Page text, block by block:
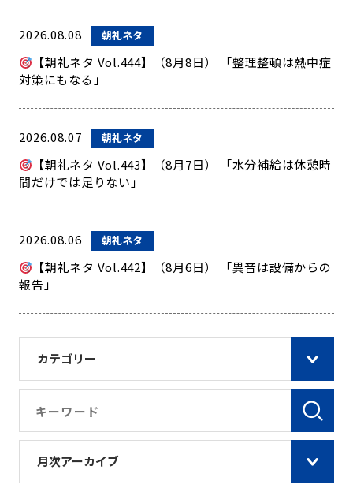
カテゴリー
月次アーカイブ
2026.08.08 朝礼ネタ
【朝礼ネタ Vol.444】（8月8日） 「整理整頓は熱中症
対策にもなる」
2026.08.07 朝礼ネタ
【朝礼ネタ Vol.443】（8月7日） 「水分補給は休憩時
間だけでは足りない」
2026.08.06 朝礼ネタ
【朝礼ネタ Vol.442】（8月6日） 「異音は設備からの
報告」